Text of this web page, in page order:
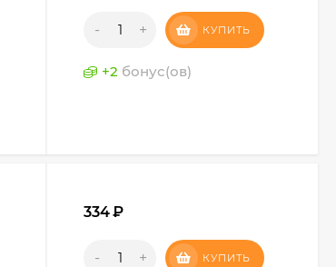
- + КУПИТЬ
+2 бонус(ов)
334₽
- + КУПИТЬ